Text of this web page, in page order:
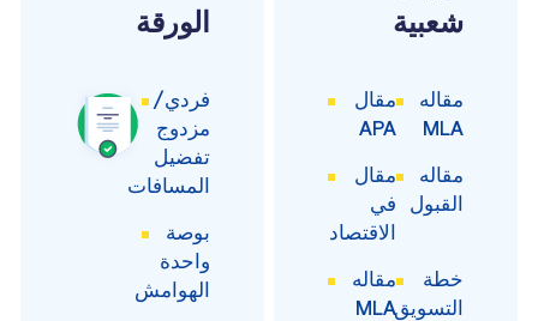
شعبية
مقاله
MLA
مقال
APA
مقاله
القبول
مقال
في
الاقتصاد
خطة
التسويق
مقاله
MLA
الورقة
فردي/
مزدوج
تفضيل
المسافات
بوصة
واحدة
الهوامش